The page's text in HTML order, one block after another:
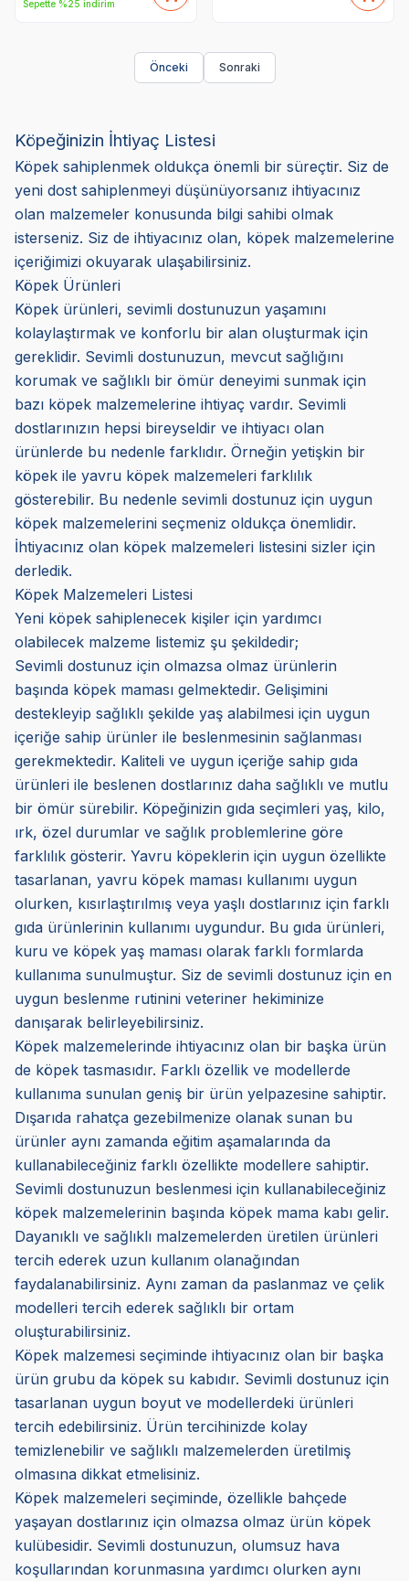
Sepette %25 indirim
Önceki Sonraki
Köpeğinizin İhtiyaç Listesi
Köpek sahiplenmek oldukça önemli bir süreçtir. Siz de
yeni dost sahiplenmeyi düşünüyorsanız ihtiyacınız
olan malzemeler konusunda bilgi sahibi olmak
isterseniz. Siz de ihtiyacınız olan, köpek malzemelerine
içeriğimizi okuyarak ulaşabilirsiniz.
Köpek Ürünleri
Köpek ürünleri, sevimli dostunuzun yaşamını
kolaylaştırmak ve konforlu bir alan oluşturmak için
gereklidir. Sevimli dostunuzun, mevcut sağlığını
korumak ve sağlıklı bir ömür deneyimi sunmak için
bazı köpek malzemelerine ihtiyaç vardır. Sevimli
dostlarınızın hepsi bireyseldir ve ihtiyacı olan
ürünlerde bu nedenle farklıdır. Örneğin yetişkin bir
köpek ile yavru köpek malzemeleri farklılık
gösterebilir. Bu nedenle sevimli dostunuz için uygun
köpek malzemelerini seçmeniz oldukça önemlidir.
İhtiyacınız olan köpek malzemeleri listesini sizler için
derledik.
Köpek Malzemeleri Listesi
Yeni köpek sahiplenecek kişiler için yardımcı
olabilecek malzeme listemiz şu şekildedir;
Sevimli dostunuz için olmazsa olmaz ürünlerin
başında köpek maması gelmektedir. Gelişimini
destekleyip sağlıklı şekilde yaş alabilmesi için uygun
içeriğe sahip ürünler ile beslenmesinin sağlanması
gerekmektedir. Kaliteli ve uygun içeriğe sahip gıda
ürünleri ile beslenen dostlarınız daha sağlıklı ve mutlu
bir ömür sürebilir. Köpeğinizin gıda seçimleri yaş, kilo,
ırk, özel durumlar ve sağlık problemlerine göre
farklılık gösterir. Yavru köpeklerin için uygun özellikte
tasarlanan, yavru köpek maması kullanımı uygun
olurken, kısırlaştırılmış veya yaşlı dostlarınız için farklı
gıda ürünlerinin kullanımı uygundur. Bu gıda ürünleri,
kuru ve köpek yaş maması olarak farklı formlarda
kullanıma sunulmuştur. Siz de sevimli dostunuz için en
uygun beslenme rutinini veteriner hekiminize
danışarak belirleyebilirsiniz.
Köpek malzemelerinde ihtiyacınız olan bir başka ürün
de köpek tasmasıdır. Farklı özellik ve modellerde
kullanıma sunulan geniş bir ürün yelpazesine sahiptir.
Dışarıda rahatça gezebilmenize olanak sunan bu
ürünler aynı zamanda eğitim aşamalarında da
kullanabileceğiniz farklı özellikte modellere sahiptir.
Sevimli dostunuzun beslenmesi için kullanabileceğiniz
köpek malzemelerinin başında köpek mama kabı gelir.
Dayanıklı ve sağlıklı malzemelerden üretilen ürünleri
tercih ederek uzun kullanım olanağından
faydalanabilirsiniz. Aynı zaman da paslanmaz ve çelik
modelleri tercih ederek sağlıklı bir ortam
oluşturabilirsiniz.
Köpek malzemesi seçiminde ihtiyacınız olan bir başka
ürün grubu da köpek su kabıdır. Sevimli dostunuz için
tasarlanan uygun boyut ve modellerdeki ürünleri
tercih edebilirsiniz. Ürün tercihinizde kolay
temizlenebilir ve sağlıklı malzemelerden üretilmiş
olmasına dikkat etmelisiniz.
Köpek malzemeleri seçiminde, özellikle bahçede
yaşayan dostlarınız için olmazsa olmaz ürün köpek
kulübesidir. Sevimli dostunuzun, olumsuz hava
koşullarından korunmasına yardımcı olurken aynı